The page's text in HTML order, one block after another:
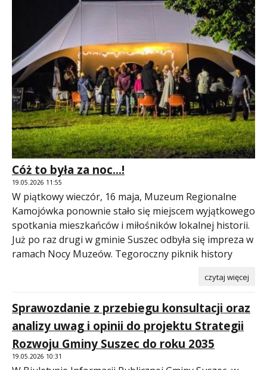
Cóż to była za noc...!
19.05.2026 11:55
W piątkowy wieczór, 16 maja, Muzeum Regionalne
Kamojówka ponownie stało się miejscem wyjątkowego
spotkania mieszkańców i miłośników lokalnej historii.
Już po raz drugi w gminie Suszec odbyła się impreza w
ramach Nocy Muzeów. Tegoroczny piknik history
czytaj więcej
Sprawozdanie z przebiegu konsultacji oraz
analizy uwag i opinii do projektu Strategii
Rozwoju Gminy Suszec do roku 2035
19.05.2026 10:31